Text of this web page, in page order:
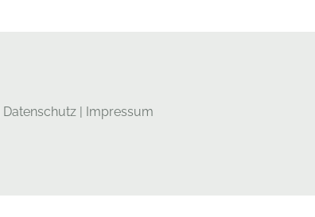
Datenschutz| Impressum